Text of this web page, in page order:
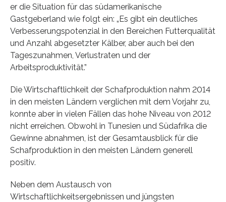
er die Situation für das südamerikanische
Gastgeberland wie folgt ein: „Es gibt ein deutliches
Verbesserungspotenzial in den Bereichen Futterqualität
und Anzahl abgesetzter Kälber, aber auch bei den
Tageszunahmen, Verlustraten und der
Arbeitsproduktivität.”
Die Wirtschaftlichkeit der Schafproduktion nahm 2014
in den meisten Ländern verglichen mit dem Vorjahr zu,
konnte aber in vielen Fällen das hohe Niveau von 2012
nicht erreichen. Obwohl in Tunesien und Südafrika die
Gewinne abnahmen, ist der Gesamtausblick für die
Schafproduktion in den meisten Ländern generell
positiv.
Neben dem Austausch von
Wirtschaftlichkeitsergebnissen und jüngsten